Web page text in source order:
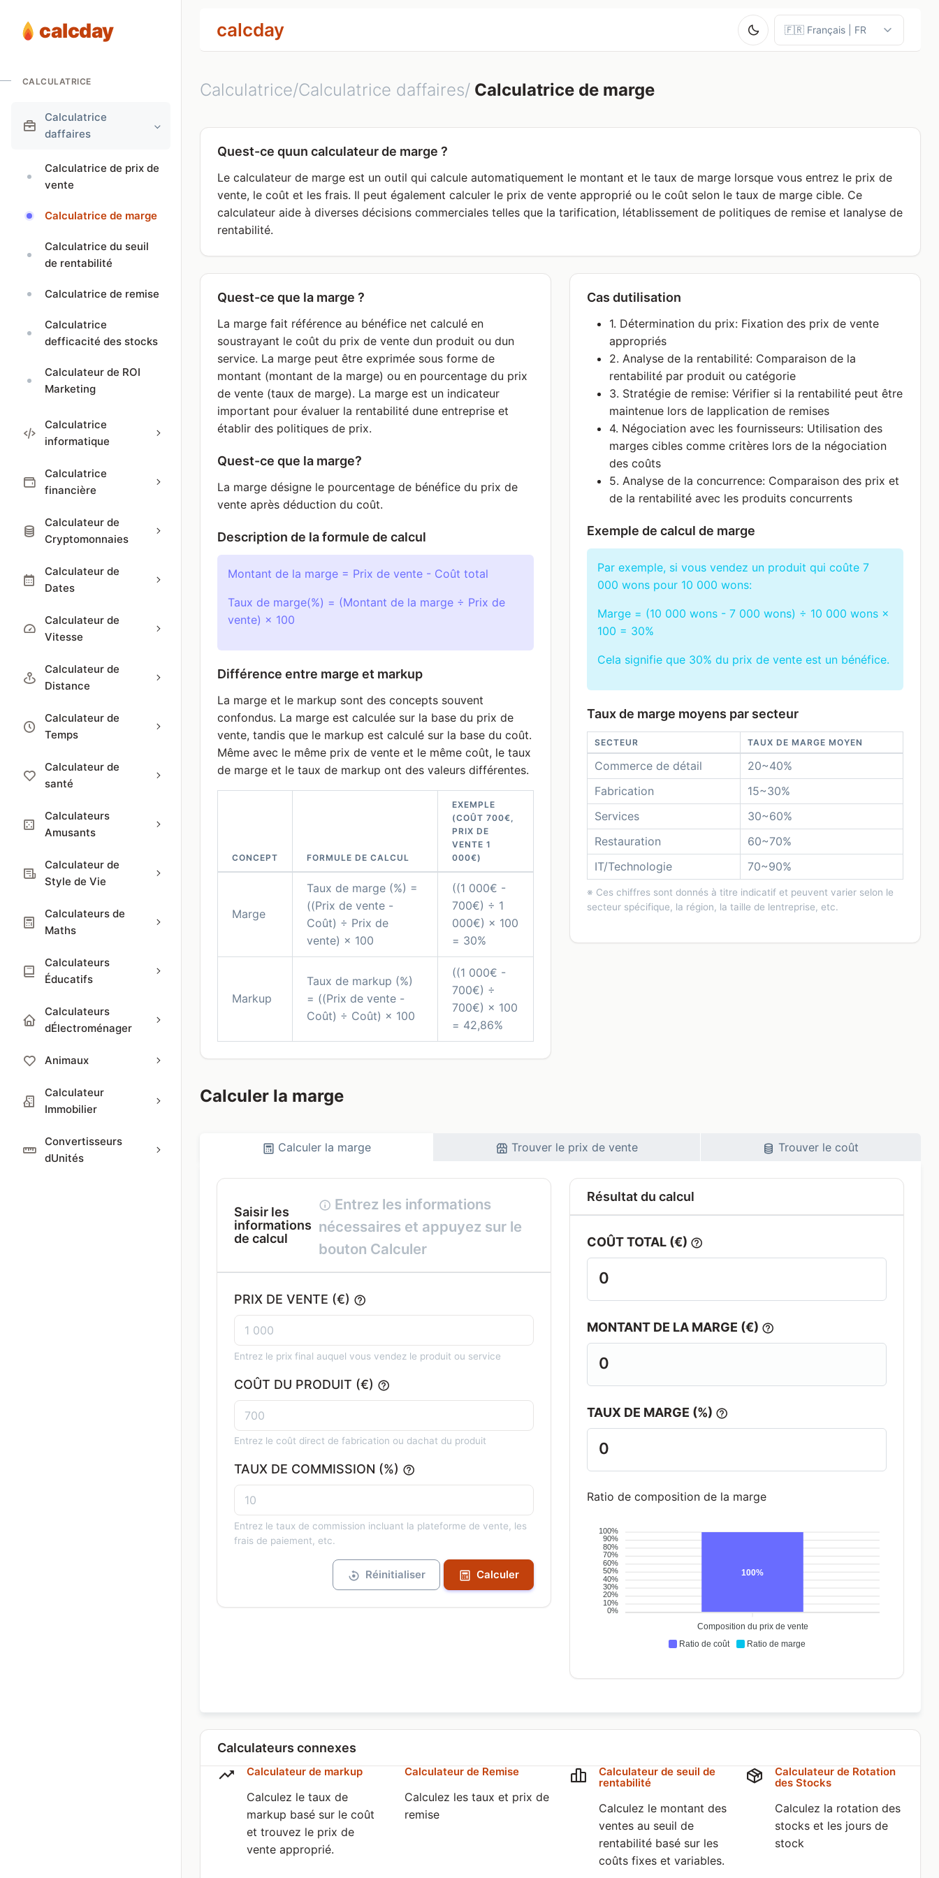
calcday
CALCULATRICE
Calculatrice
daffaires
Calculatrice de prix de
vente
Calculatrice de marge
Calculatrice du seuil
de rentabilité
Calculatrice de remise
Calculatrice
defficacité des stocks
Calculateur de ROI
Marketing
Calculatrice
informatique
Calculatrice
financière
Calculateur de
Cryptomonnaies
Calculateur de
Dates
Calculateur de
Vitesse
Calculateur de
Distance
Calculateur de
Temps
Calculateur de
santé
Calculateurs
Amusants
Calculateur de
Style de Vie
Calculateurs de
Maths
Calculateurs
Éducatifs
Calculateurs
dÉlectroménager
Animaux
Calculateur
Immobilier
Convertisseurs
dUnités
calcday
Calculatrice/Calculatrice daffaires/ Calculatrice de marge
Quest-ce quun calculateur de marge ?
Le calculateur de marge est un outil qui calcule automatiquement le montant et le taux de marge lorsque vous entrez le prix de
vente, le coût et les frais. Il peut également calculer le prix de vente approprié ou le coût selon le taux de marge cible. Ce
calculateur aide à diverses décisions commerciales telles que la tarification, létablissement de politiques de remise et lanalyse de
rentabilité.
Quest-ce que la marge ?
La marge fait référence au bénéfice net calculé en
soustrayant le coût du prix de vente dun produit ou dun
service. La marge peut être exprimée sous forme de
montant (montant de la marge) ou en pourcentage du prix
de vente (taux de marge). La marge est un indicateur
important pour évaluer la rentabilité dune entreprise et
établir des politiques de prix.
Quest-ce que la marge?
La marge désigne le pourcentage de bénéfice du prix de
vente après déduction du coût.
Description de la formule de calcul
Montant de la marge = Prix de vente - Coût total
Taux de marge(%) = (Montant de la marge ÷ Prix de
vente) × 100
Différence entre marge et markup
La marge et le markup sont des concepts souvent
confondus. La marge est calculée sur la base du prix de
vente, tandis que le markup est calculé sur la base du coût.
Même avec le même prix de vente et le même coût, le taux
de marge et le taux de markup ont des valeurs différentes.
CONCEPT FORMULE DE CALCUL
EXEMPLE
(COÛT 700€,
PRIX DE
VENTE 1
000€)
Marge
Taux de marge (%) =
((Prix de vente -
Coût) ÷ Prix de
vente) × 100
((1 000€ -
700€) ÷ 1
000€) × 100
= 30%
Markup
Taux de markup (%)
= ((Prix de vente -
Coût) ÷ Coût) × 100
((1 000€ -
700€) ÷
700€) × 100
= 42,86%
Cas dutilisation
1. Détermination du prix: Fixation des prix de vente
appropriés
2. Analyse de la rentabilité: Comparaison de la
rentabilité par produit ou catégorie
3. Stratégie de remise: Vérifier si la rentabilité peut être
maintenue lors de lapplication de remises
4. Négociation avec les fournisseurs: Utilisation des
marges cibles comme critères lors de la négociation
des coûts
5. Analyse de la concurrence: Comparaison des prix et
de la rentabilité avec les produits concurrents
Exemple de calcul de marge
Par exemple, si vous vendez un produit qui coûte 7
000 wons pour 10 000 wons:
Marge = (10 000 wons - 7 000 wons) ÷ 10 000 wons ×
100 = 30%
Cela signifie que 30% du prix de vente est un bénéfice.
Taux de marge moyens par secteur
SECTEUR TAUX DE MARGE MOYEN
Commerce de détail
20~40%
Fabrication
15~30%
Services
30~60%
Restauration
60~70%
IT/Technologie
70~90%
※ Ces chiffres sont donnés à titre indicatif et peuvent varier selon le
secteur spécifique, la région, la taille de lentreprise, etc.
Calculer la marge
Calculer la marge Trouver le prix de vente Trouver le coût
Saisir les
informations
de calcul
Entrez les informations
nécessaires et appuyez sur le
bouton Calculer
PRIX DE VENTE (€)
Entrez le prix final auquel vous vendez le produit ou service
COÛT DU PRODUIT (€)
Entrez le coût direct de fabrication ou dachat du produit
TAUX DE COMMISSION (%)
Entrez le taux de commission incluant la plateforme de vente, les
frais de paiement, etc.
Réinitialiser Calculer
Résultat du calcul
COÛT TOTAL (€)
0
MONTANT DE LA MARGE (€)
0
TAUX DE MARGE (%)
0
Ratio de composition de la marge
Ratio de coût Ratio de marge
Composition du prix de vente
100%
100%
90%
80%
70%
60%
50%
40%
30%
20%
10%
0%
Calculateurs connexes
Calculateur de markup
Calculez le taux de
markup basé sur le coût
et trouvez le prix de
vente approprié.
Calculateur de Remise
Calculez les taux et prix de
remise
Calculateur de seuil de
rentabilité
Calculez le montant des
ventes au seuil de
rentabilité basé sur les
coûts fixes et variables.
Calculateur de Rotation
des Stocks
Calculez la rotation des
stocks et les jours de
stock